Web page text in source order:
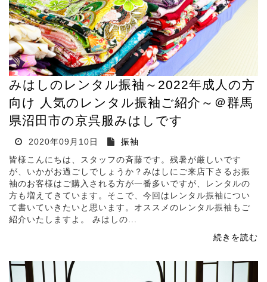
みはしのレンタル振袖～2022年成人の方
向け 人気のレンタル振袖ご紹介～＠群馬
県沼田市の京呉服みはしです
2020年09月10日
振袖
皆様こんにちは、スタッフの斉藤です。残暑が厳しいです
が、いかがお過ごしでしょうか？みはしにご来店下さるお振
袖のお客様はご購入される方が一番多いですが、レンタルの
方も増えてきています。そこで、今回はレンタル振袖につい
て書いていきたいと思います。オススメのレンタル振袖もご
紹介いたしますよ。 みはしの...
続きを読む